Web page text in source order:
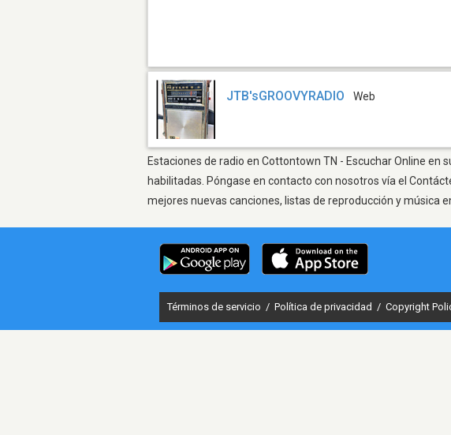
JTB'sGROOVYRADIO Web
Estaciones de radio en Cottontown TN - Escuchar Online en
habilitadas. Póngase en contacto con nosotros vía el
mejores nuevas canciones, listas de reproducción y música
Términos de servicio / Política de privacidad / Copyright